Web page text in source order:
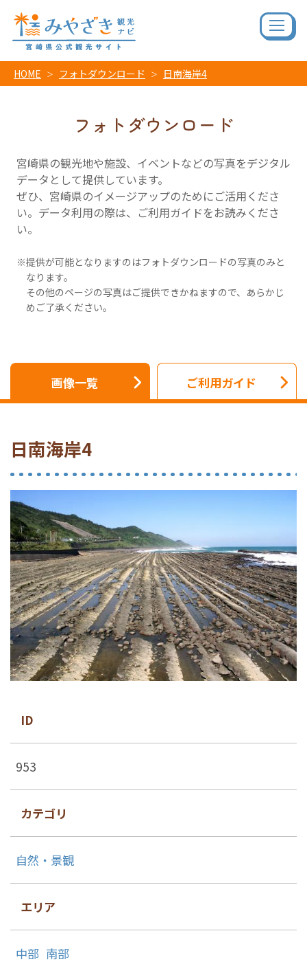
HOME フォトダウンロード 日南海岸4
フォトダウンロード
宮崎県の観光地や施設、イベントなどの写真をデジタル
データとして提供しています。
ぜひ、宮崎県のイメージアップのためにご活用くださ
い。データ利用の際は、ご利用ガイドをお読みくださ
い。
提供が可能となりますのはフォトダウンロードの写真のみと
なります。
その他のページの写真はご提供できかねますので、あらかじ
めご了承ください。
画像一覧 ご利用ガイド
日南海岸4
ID
953
カテゴリ
自然・景観
エリア
中部 南部